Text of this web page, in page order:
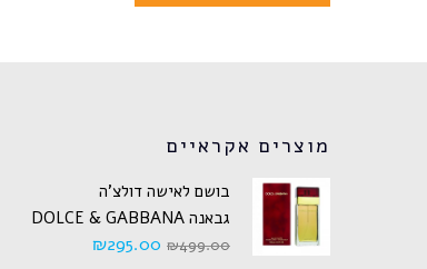
מוצרים אקראיים
בושם לאישה דולצ'ה
גבאנה DOLCE & GABBANA
₪499.00
₪295.00